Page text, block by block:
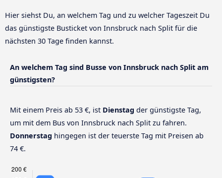
Hier siehst Du, an welchem Tag und zu welcher Tageszeit Du
das günstigste Busticket von Innsbruck nach Split für die
nächsten 30 Tage finden kannst.
An welchem Tag sind Busse von Innsbruck nach Split am
günstigsten?
Mit einem Preis ab 53 €, ist Dienstag der günstigste Tag,
um mit dem Bus von Innsbruck nach Split zu fahren.
Donnerstag hingegen ist der teuerste Tag mit Preisen ab
74 €.